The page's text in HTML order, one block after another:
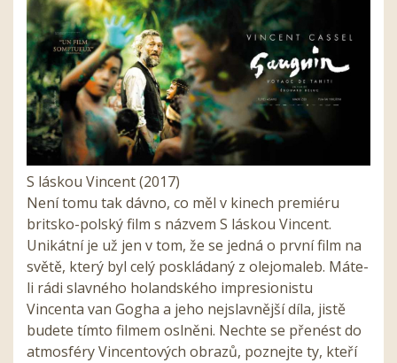
S láskou Vincent (2017)
Není tomu tak dávno, co měl v kinech premiéru
britsko-polský film s názvem S láskou Vincent.
Unikátní je už jen v tom, že se jedná o první film na
světě, který byl celý poskládaný z olejomaleb. Máte-
li rádi slavného holandského impresionistu
Vincenta van Gogha a jeho nejslavnější díla, jistě
budete tímto filmem oslněni. Nechte se přenést do
atmosféry Vincentových obrazů, poznejte ty, kteří